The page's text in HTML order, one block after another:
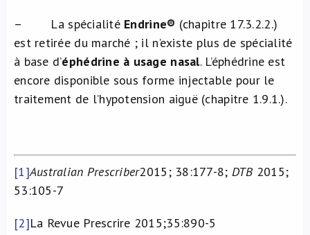
– La spécialité Endrine® (chapitre 17.3.2.2.)
est retirée du marché ; il n’existe plus de spécialité
à base d’éphédrine à usage nasal. L’éphédrine est
encore disponible sous forme injectable pour le
traitement de l’hypotension aiguë (chapitre 1.9.1.).
[1]Australian Prescriber2015; 38:177-8; DTB 2015;
53:105-7
[2]La Revue Prescrire 2015;35:890-5